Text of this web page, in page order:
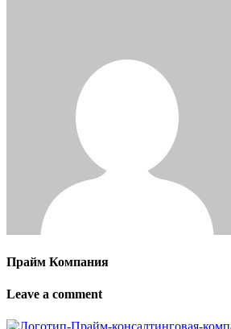
Прайм Компания
Leave a comment